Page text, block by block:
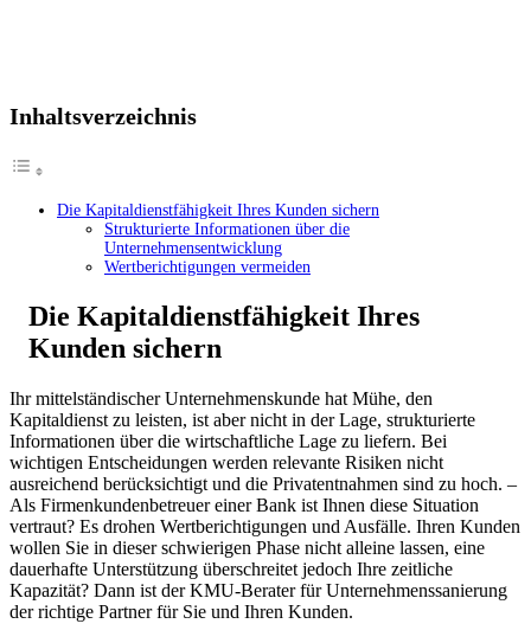
Inhaltsverzeichnis
Die Kapitaldienstfähigkeit Ihres Kunden sichern
Strukturierte Informationen über die
Unternehmensentwicklung
Wertberichtigungen vermeiden
Die Kapitaldienstfähigkeit Ihres
Kunden sichern
Ihr mittelständischer Unternehmenskunde hat Mühe, den
Kapitaldienst zu leisten, ist aber nicht in der Lage, strukturierte
Informationen über die wirtschaftliche Lage zu liefern. Bei
wichtigen Entscheidungen werden relevante Risiken nicht
ausreichend berücksichtigt und die Privatentnahmen sind zu hoch. –
Als Firmenkundenbetreuer einer Bank ist Ihnen diese Situation
vertraut? Es drohen Wertberichtigungen und Ausfälle. Ihren Kunden
wollen Sie in dieser schwierigen Phase nicht alleine lassen, eine
dauerhafte Unterstützung überschreitet jedoch Ihre zeitliche
Kapazität? Dann ist der KMU-Berater für Unternehmenssanierung
der richtige Partner für Sie und Ihren Kunden.